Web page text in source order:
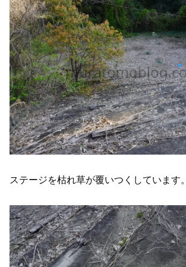
ステージを枯れ草が覆いつくしています。